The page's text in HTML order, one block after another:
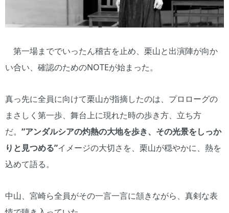
第一場まででいったん稽古を止め、栗山と出演陣が向か
い合い、確認のためのNOTEが始まった。
真っ先に全員に向けて栗山が指摘したのは、プロローグの
まさしく第一歩、舞台上に現れた時の歩き方、立ち方
だ。 “アンダルシアの灼熱の大地を歩き、その光景をしっか
りと見つめる”イメージの大切さを、栗山が穏やかに、熱を
込めて語る。
中山、宮崎ら全員がその一言一言に頷きながら、真剣な表